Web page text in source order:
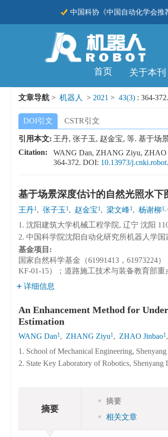
中国科协《中国自动化学会推
CSCD
首页 关于本刊
文章导航 > 机器人 > 2021 > 43(3) : 364-372.
DOI引文 CSTR引文
引用本文: 王丹, 张子玉, 赵金宝, 等. 基于场
Citation:
WANG Dan, ZHANG Ziyu, ZHAO
364-372. DOI: 10.13973/
基于场景深度估计的自然光照水下
王丹1, 张子玉 1, 赵金宝1, 梁文峰1, 杨谢柳1,
1. 沈阳建筑大学机械工程学院, 辽宁 沈阳
2. 中国科学院沈阳自动化研究所机器人学
基金项目:
国家自然科学基金（61991413，61973224
KF-01-15）；道路施工技术与装备教育部重
详细信息
An Enhancement Method for
Estimation
WANG Dan1, ZHANG Ziyu1, ZHAO Jinbao1,
1. School of Mechanical Engineering,
2. State Key Laboratory of Robotics, Shenyang
摘要
摘要
相关文章